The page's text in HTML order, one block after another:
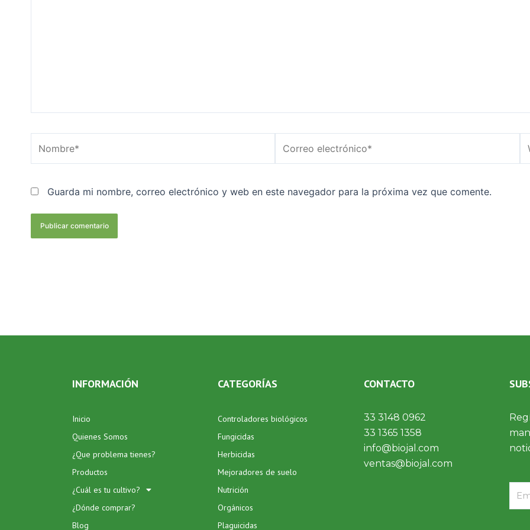
electrónico*
Guarda mi nombre, correo electrónico y web en este navegador para la próxima vez que comente.
INFORMACIÓN
Inicio
Quienes Somos
¿Que problema tienes?
Productos
¿Cuál es tu cultivo?
¿Dónde comprar?
Blog
CATEGORÍAS
Controladores biológicos
Fungicidas
Herbicidas
Mejoradores de suelo
Nutrición
Orgánicos
Plaguicidas
CONTACTO
33 3148 0962
33 1365 1358
info@biojal.com
ventas@biojal.com